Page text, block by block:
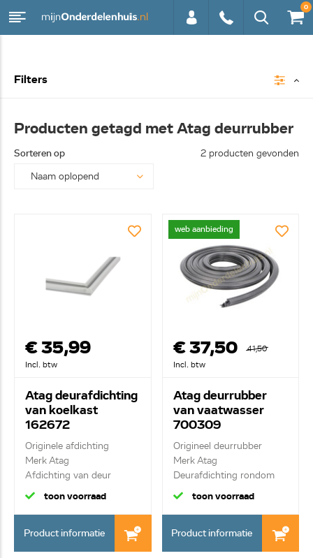
0
Filters
Producten getagd met Atag deurrubber
Sorteren op 2 producten gevonden
€ 35,99
Incl. btw
Atag deurafdichting
van koelkast
162672
Originele afdichting
Merk Atag
Afdichting van deur
toon voorraad
Product informatie
web aanbieding
€ 37,50
41,50
Incl. btw
Atag deurrubber
van vaatwasser
700309
Origineel deurrubber
Merk Atag
Deurafdichting rondom
toon voorraad
Product informatie